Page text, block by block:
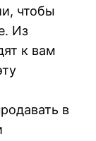
чтобы
Из
к вам
в